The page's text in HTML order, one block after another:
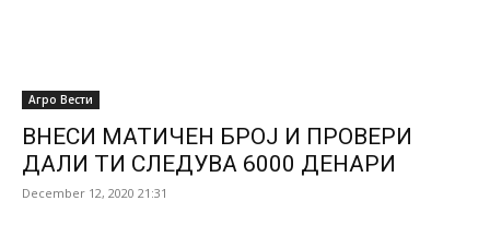
Агро Вести
ВНЕСИ МАТИЧЕН БРОЈ И ПРОВЕРИ
ДАЛИ ТИ СЛЕДУВА 6000 ДЕНАРИ
December 12, 2020 21:31